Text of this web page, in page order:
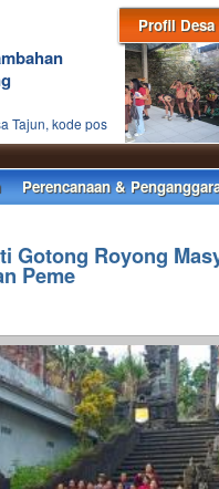
Profil Desa
Tajun, kode pos
Perencanaan &
Gotong Royong
Peme